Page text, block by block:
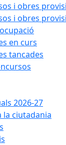
i obres
i obres
en curs
tancades
2026-27
la ciutadania